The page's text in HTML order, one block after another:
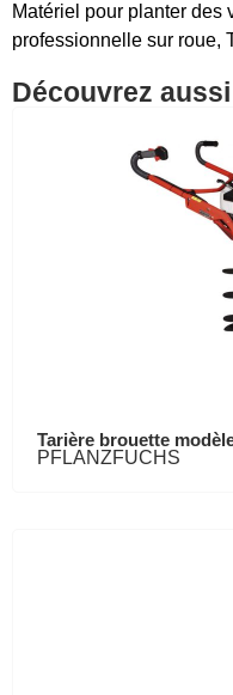
Matériel pour planter des
professionnelle sur roue,
Découvrez aussi
Tarière brouette
PFLANZFUCHS